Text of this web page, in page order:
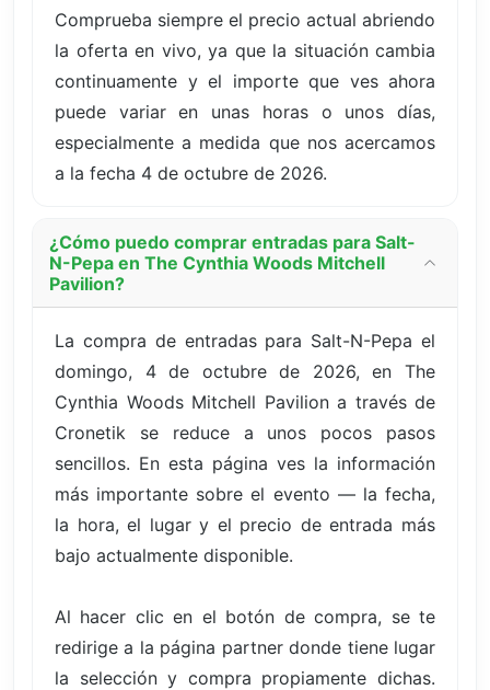
Comprueba siempre el precio actual abriendo
la oferta en vivo, ya que la situación cambia
continuamente y el importe que ves ahora
puede variar en unas horas o unos días,
especialmente a medida que nos acercamos
a la fecha 4 de octubre de 2026.
¿Cómo puedo comprar entradas para Salt-
N-Pepa en The Cynthia Woods Mitchell
Pavilion?
La compra de entradas para Salt-N-Pepa el
domingo, 4 de octubre de 2026, en The
Cynthia Woods Mitchell Pavilion a través de
Cronetik se reduce a unos pocos pasos
sencillos. En esta página ves la información
más importante sobre el evento — la fecha,
la hora, el lugar y el precio de entrada más
bajo actualmente disponible.
Al hacer clic en el botón de compra, se te
redirige a la página partner donde tiene lugar
la selección y compra propiamente dichas.